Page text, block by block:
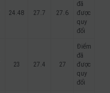
24.48 27.7 27.6
đã
được
quy
đổi
23 27.4 27
Điểm
đã
được
quy
đổi